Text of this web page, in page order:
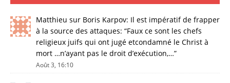
Matthieu sur Boris Karpov: Il est impératif de frapper
à la source des attaques: “Faux ce sont les chefs
religieux juifs qui ont jugé etcondamné le Christ à
mort …n’ayant pas le droit d’exécution,…”
Août 3, 16:10